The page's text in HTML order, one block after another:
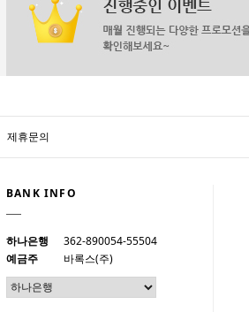
제휴문의
BANK INFO
하나은행
362-890054-55504
예금주
바록스(주)